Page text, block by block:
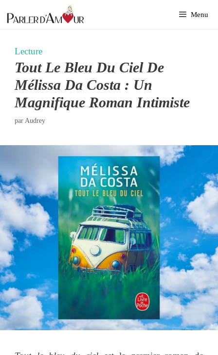
au
Menu
Lecture
Tout Le Bleu Du Ciel De
Mélissa Da Costa : Un
Magnifique Roman Intimiste
par Audrey